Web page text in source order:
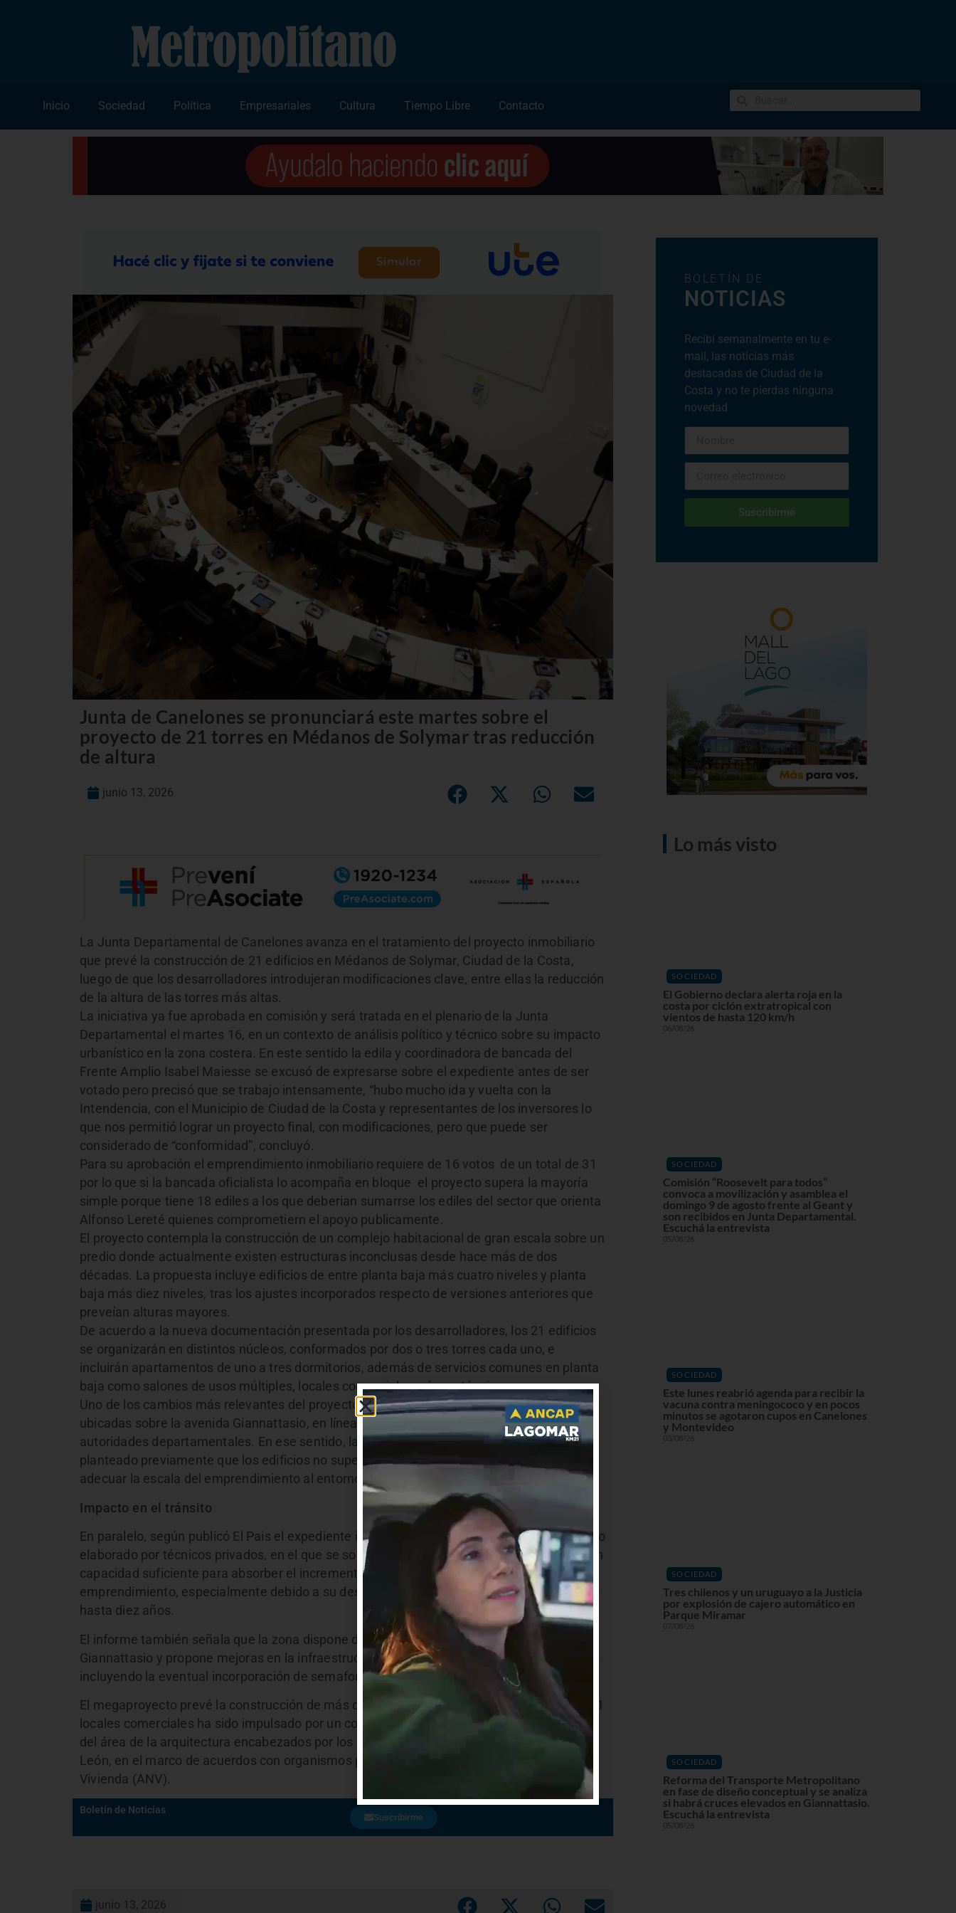
Inicio Sociedad Política Empresariales Cultura Tiempo Libre Contacto
Junta de Canelones se pronunciará este martes sobre el
proyecto de 21 torres en Médanos de Solymar tras reducción
de altura
junio 13, 2026
La Junta Departamental de Canelones avanza en el tratamiento del proyecto inmobiliario
que prevé la construcción de 21 edificios en Médanos de Solymar, Ciudad de la Costa,
luego de que los desarrolladores introdujeran modificaciones clave, entre ellas la reducción
de la altura de las torres más altas.
La iniciativa ya fue aprobada en comisión y será tratada en el plenario de la Junta
Departamental el martes 16, en un contexto de análisis político y técnico sobre su impacto
urbanístico en la zona costera. En este sentido la edila y coordinadora de bancada del
Frente Amplio Isabel Maiesse se excusó de expresarse sobre el expediente antes de ser
votado pero precisó que se trabajo intensamente, “hubo mucho ida y vuelta con la
Intendencia, con el Municipio de Ciudad de la Costa y representantes de los inversores lo
que nos permitió lograr un proyecto final, con modificaciones, pero que puede ser
considerado de “conformidad”, concluyó.
Para su aprobación el emprendimiento inmobiliario requiere de 16 votos de un total de 31
por lo que si la bancada oficialista lo acompaña en bloque el proyecto supera la mayoría
simple porque tiene 18 ediles a los que deberian sumarrse los ediles del sector que orienta
Alfonso Lereté quienes comprometiern el apoyo publicamente.
El proyecto contempla la construcción de un complejo habitacional de gran escala sobre un
predio donde actualmente existen estructuras inconclusas desde hace más de dos
décadas. La propuesta incluye edificios de entre planta baja más cuatro niveles y planta
baja más diez niveles, tras los ajustes incorporados respecto de versiones anteriores que
preveían alturas mayores.
De acuerdo a la nueva documentación presentada por los desarrolladores, los 21 edificios
se organizarán en distintos núcleos, conformados por dos o tres torres cada uno, e
incluirán apartamentos de uno a tres dormitorios, además de servicios comunes en planta
baja como salones de usos múltiples, locales comerciales y áreas técnicas.
Uno de los cambios más relevantes del proyecto es la reducción de altura en las torres
ubicadas sobre la avenida Giannattasio, en línea con observaciones realizadas por
autoridades departamentales. En ese sentido, la Intendencia de Canelones había
planteado previamente que los edificios no superaran los diez pisos, como forma de
adecuar la escala del emprendimiento al entorno urbano existente.
Impacto en el tránsito
En paralelo, según publicó El Pais el expediente incorpora un estudio de impacto de tránsito
elaborado por técnicos privados, en el que se sostiene que la red vial de la zona cuenta con
capacidad suficiente para absorber el incremento de movilidad que generará el
emprendimiento, especialmente debido a su desarrollo gradual en un período estimado de
hasta diez años.
El informe también señala que la zona dispone de transporte público sobre la avenida
Giannattasio y propone mejoras en la infraestructura peatonal y en la seguridad de cruces,
incluyendo la eventual incorporación de semaforización en puntos críticos.
El megaproyecto prevé la construcción de más de 1.100 unidades habitacionales y unso 21
locales comerciales ha sido impulsado por un consorcio privado vinculado a profesionales
del área de la arquitectura encabezados por los arquitecto Carlos Ott y Carlos Ponce de
León, en el marco de acuerdos con organismos públicos como la Agencia Nacional de
Vivienda (ANV).
Boletín de Noticias
Suscribirme
junio 13, 2026
BOLETÍN DE
NOTICIAS
Recibí semanalmente en tu e-
mail, las noticias más
destacadas de Ciudad de la
Costa y no te pierdas ninguna
novedad
Suscribirme
Lo más visto
SOCIEDAD
El Gobierno declara alerta roja en la
costa por ciclón extratropical con
vientos de hasta 120 km/h
06/08/26
SOCIEDAD
Comisión “Roosevelt para todos”
convoca a movilización y asamblea el
domingo 9 de agosto frente al Geant y
son recibidos en Junta Departamental.
Escuchá la entrevista
05/08/26
SOCIEDAD
Este lunes reabrió agenda para recibir la
vacuna contra meningococo y en pocos
minutos se agotaron cupos en Canelones
y Montevideo
03/08/26
SOCIEDAD
Tres chilenos y un uruguayo a la Justicia
por explosión de cajero automático en
Parque Miramar
07/08/26
SOCIEDAD
Reforma del Transporte Metropolitano
en fase de diseño conceptual y se analiza
si habrá cruces elevados en Giannattasio.
Escuchá la entrevista
05/08/26